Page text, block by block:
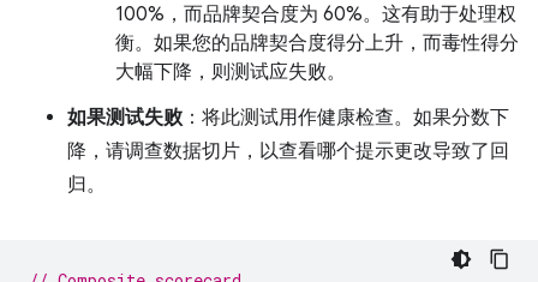
100%，而品牌契合度为 60%。这有助于处理权
衡。如果您的品牌契合度得分上升，而毒性得分
大幅下降，则测试应失败。
如果测试失败 ：将此测试用作健康检查。如果分数下
降，请调查数据切片，以查看哪个提示更改导致了回
归。